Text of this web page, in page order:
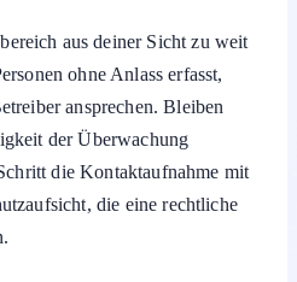
ohne Anlass erfasst,
ansprechen. Bleiben
der Überwachung
die Kontaktaufnahme mit
die eine rechtliche